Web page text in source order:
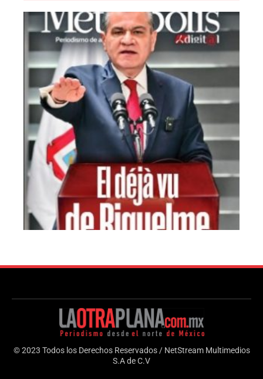
© 2023 Todos los Derechos Reservados / NetStream Multimedios
S.A de C.V